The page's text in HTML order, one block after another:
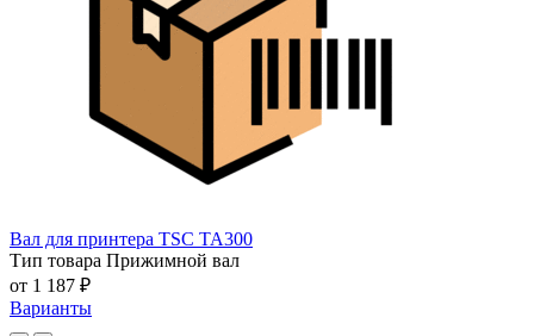
Вал для принтера TSC TA300
Тип товара Прижимной вал
от 1 187 ₽
Варианты